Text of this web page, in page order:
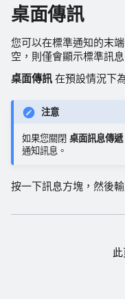
桌面傳訊
您可以在標準通知的末
空，則僅會顯示標準訊息
桌面傳訊 在預設情況下
注意
如果您關閉 桌面訊息傳遞
通知訊息。
按一下訊息方塊，然後